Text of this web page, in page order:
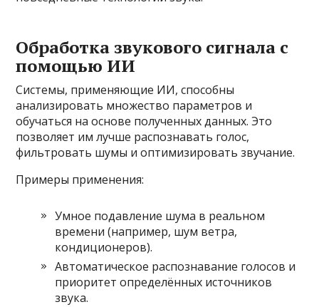
Обработка звукового сигнала с
помощью ИИ
Системы, применяющие ИИ, способны
анализировать множество параметров и
обучаться на основе полученных данных. Это
позволяет им лучше распознавать голос,
фильтровать шумы и оптимизировать звучание.
Примеры применения:
Умное подавление шума в реальном
времени (например, шум ветра,
кондиционеров).
Автоматическое распознавание голосов и
приоритет определённых источников
звука.